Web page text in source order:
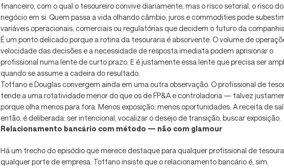
financeiro, com o qual o tesoureiro convive diariamente, mas o risco setorial, o risco do
negócio em si. Quem passa a vida olhando câmbio, juros e commodities pode
variáveis operacionais, comerciais ou regulatórias que decidem o futuro da
É um ponto delicado porque a rotina da tesouraria é absorvente. O volume de
velocidade das decisões e a necessidade de resposta imediata podem aprisionar o
profissional numa lente de curto prazo. E é justamente essa lente que precisa ser
quando se assume a cadeira do resultado.
Toffano e Douglas convergem ainda em uma outra observação. O profissional de
tende a uma rotatividade menor do que os de FP&A e controladoria — talvez
porque olha menos para fora. Menos exposição, menos oportunidades. A receita de
então, é deliberada: ser intencional, vocalizar o desejo de transição, buscar exposição.
Relacionamento bancário com método — não com glamour
Há um trecho do episódio que merece destaque para qualquer profissional de
qualquer porte de empresa. Toffano insiste que o relacionamento bancário é, sim,